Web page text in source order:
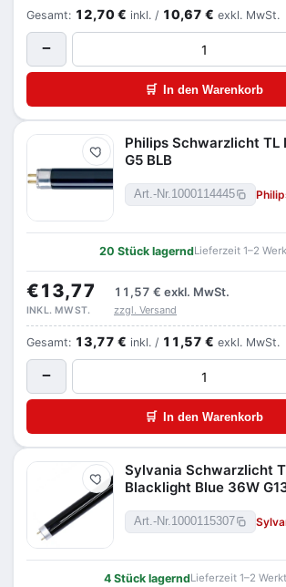
Gesamt: 12,70 € inkl. / 10,67 € exkl. MwSt.
−
🛒 In den Warenkorb
Merken
Philips Schwarzlicht TL
G5 BLB
Art.-Nr.1000114445
20 Stück lagerndLieferzeit 1–2
€13,77 11,57 € exkl. MwSt.
INKL. MWST. zzgl. Versand
Gesamt: 13,77 € inkl. / 11,57 € exkl. MwSt.
−
🛒 In den Warenkorb
Merken
Sylvania Schwarzlicht
Blacklight Blue 36W
Art.-Nr.1000115307
4 Stück lagerndLieferzeit 1–2